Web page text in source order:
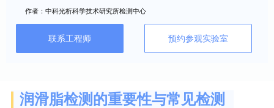
作者：中科光析科学技术研究所检测中心
联系工程师 预约参观实验室
润滑脂检测的重要性与常见检测